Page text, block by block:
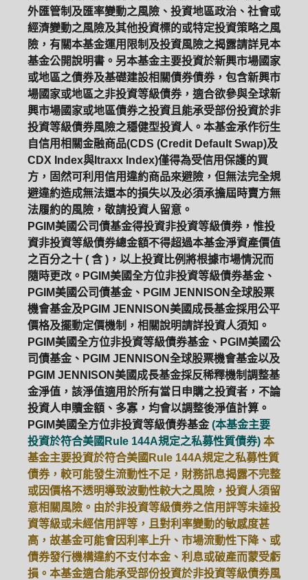
外匯管制及匯率變動之風險、投資地區政治、社會或
經濟變動之風險及其他投資標的或特定投資策略之風
險，有關本基金運用限制及投資風險之揭露請詳見本
基金公開說明書。另本基金主要投資於新興市場國家
或地區之債券及基礎建設相關債券債券，包含新興市
場國家或地區之非投資等級債券，適合欲參與全球新
興市場國家或地區債券之投資且能承受部份投資於非
投資等級債券風險之穩健型投資人。本基金承作衍生
自信用相關金融商品(CDS (Credit Default Swap)及
CDX Index與Itraxx Index)僅得為受信用保護的買
方，固然可利用信用違約商品來避險，但無法完全規
避違約造成無法還本的損失以及必須承擔屆時賣方無
法履約的風險，敬請投資人留意。
PGIM美國公司債基金得投資非投資等級債券，惟投
資非投資等級債券總金額不得超過本基金淨資產價值
之百分之十 ( 含 )，以上投資比例將根據市場情況而
隨時更改。PGIM美國全方位非投資等級債券基金、
PGIM美國公司債基金、PGIM JENNISON全球股票
機會基金及PGIM JENNISON美國成長基金採用公平
價格及擺動定價機制，相關說明請詳投資人須知。
PGIM美國全方位非投資等級債券基金、PGIM美國公
司債基金、PGIM JENNISON全球股票機會基金以及
PGIM JENNISON美國成長基金採反稀釋機制調整基
金淨值，該淨值適用於所有當日申購之投資者，不論
投資人申贖金額、多寡，均會以調整後淨值計算。
PGIM美國全方位非投資等級債券基金 (本基金主要
投資於符合美國Rule 144A規定之私募性質債券) 本
基金主要投資於符合美國Rule 144A規定之私募性質
債券，較可能發生流動性不足，財務訊息揭露不完整
或因價格不透明導致波動性較大之風險，投資人須留
意相關風險。由於非投資等級債券之信用評等未達投
資等級或未經信用評等，且對利率變動的敏感度甚
高，故基金可能會因利率上升、市場流動性下降、或
債券發行機構違約不支付本金、利息或破產而蒙受虧
損。本基金適合能承受部份投資於非投資等級債券風